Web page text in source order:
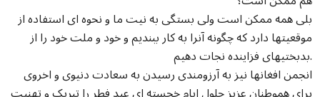
بلی همه ممکن است ولی بستگی به نیت ما و نحوه ای استفاده از
موقعیتها دارد که چگونه آنرا به کار ببندیم و خود و ملت خود را از
بدبختیهای فزاینده نجات دهیم.
انجمن افغانها نیز به آرزومندی رسیدن به سعادت دنیوی و اخروی